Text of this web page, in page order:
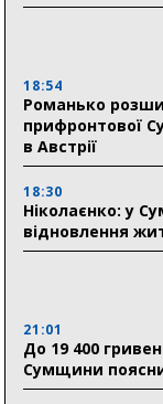
18:54
Романько
прифронтової
в Австрії
18:30
Ніколаєнко: у
відновлення
21:01
До 19 400
Сумщини